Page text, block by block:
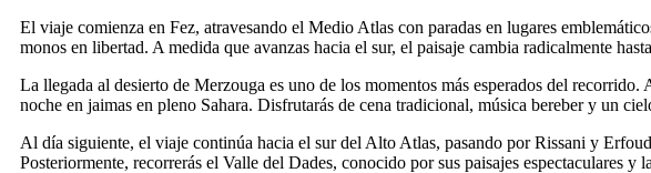
El viaje comienza en Fez, atravesando el Medio Atlas con paradas en lugares
monos en libertad. A medida que avanzas hacia el sur, el paisaje cambia radicalmente
La llegada al desierto de Merzouga es uno de los momentos más esperados del
noche en jaimas en pleno Sahara. Disfrutarás de cena tradicional, música bereber y un
Al día siguiente, el viaje continúa hacia el sur del Alto Atlas, pasando por Rissani y
Posteriormente, recorrerás el Valle del Dades, conocido por sus paisajes espectaculares y